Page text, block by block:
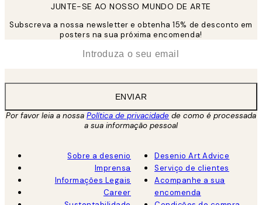
JUNTE-SE AO NOSSO MUNDO DE ARTE
Subscreva a nossa newsletter e obtenha 15% de desconto em
posters na sua próxima encomenda!
ENVIAR
Por favor leia a nossa Política de privacidade de como é processada
a sua informação pessoal
Sobre a desenio
Imprensa
Informações Legais
Career
Desenio Art Advice
Serviço de clientes
Acompanhe a sua
encomenda